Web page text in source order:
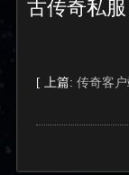
古传奇私
[ 上篇: 传奇客